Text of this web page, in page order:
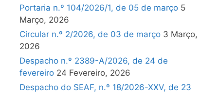
Portaria n.º 104/2026/1, de 05 de março 5
Março, 2026
Circular n.º 2/2026, de 03 de março 3 Março,
2026
Despacho n.º 2389-A/2026, de 24 de
fevereiro 24 Fevereiro, 2026
Despacho do SEAF, n.º 18/2026-XXV, de 23